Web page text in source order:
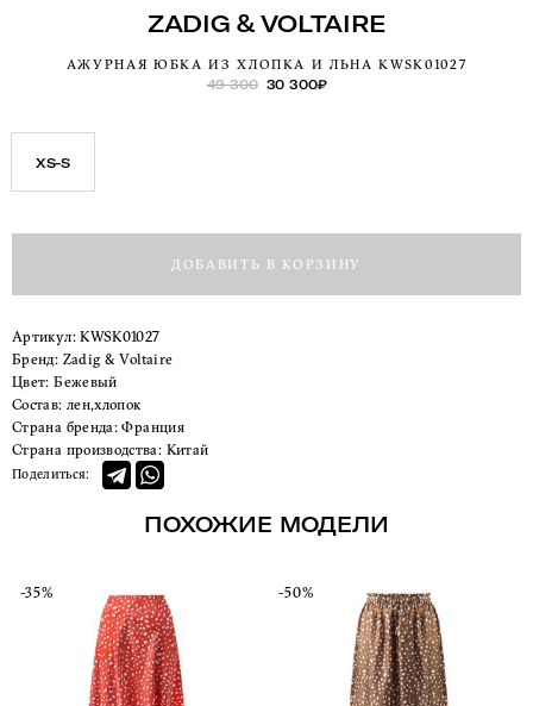
ZADIG & VOLTAIRE
АЖУРНАЯ ЮБКА ИЗ ХЛОПКА И ЛЬНА KWSK01027
49 300 30 300₽
XS-S
ДОБАВИТЬ В КОРЗИНУ
Артикул:KWSK01027
Бренд:
Zadig & Voltaire
Цвет:
Бежевый
Состав: лен,хлопок
Страна бренда: Франция
Страна производства: Китай
Поделиться:
ПОХОЖИЕ МОДЕЛИ
-35% -50%